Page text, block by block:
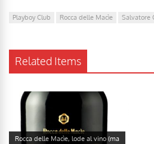
Playboy Club Rocca delle Macìe Salvatore
Related Items
Rocca delle Macìe, lode al vino (ma